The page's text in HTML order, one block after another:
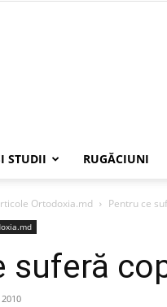
STUDII RUGĂCIUNI
Ortodoxia.md Pentru ce
suferă